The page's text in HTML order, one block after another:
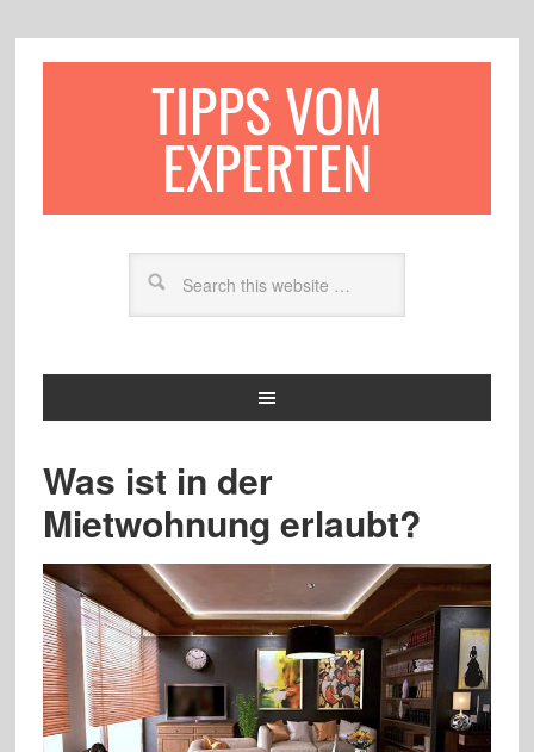
TIPPS VOM
EXPERTEN
Was ist in der
Mietwohnung erlaubt?